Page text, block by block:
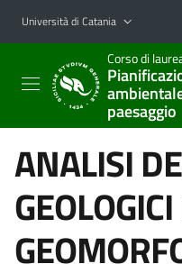
Vai al contenuto principale
Vai al menu di navigazione
Università di Catania
Corso di
paesaggio
ANALISI